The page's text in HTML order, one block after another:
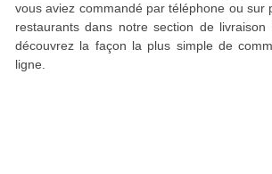
vous aviez commandé par téléphone ou sur
restaurants dans notre section de
découvrez la façon la plus simple de
ligne.